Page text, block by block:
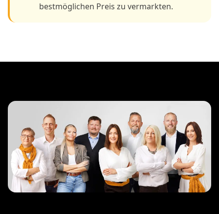
bestmöglichen Preis zu vermarkten.